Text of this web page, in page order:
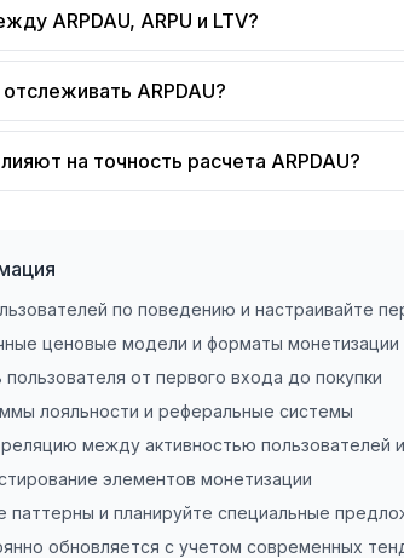
ARPDAU, ARPU и LTV?
ARPDAU?
на точность расчета ARPDAU?
по поведению и настраивайте
ценовые модели и форматы монетизации
пользователя от первого входа до покупки
лояльности и реферальные системы
между активностью пользователей
элементов монетизации
паттерны и планируйте специальные
обновляется с учетом современных